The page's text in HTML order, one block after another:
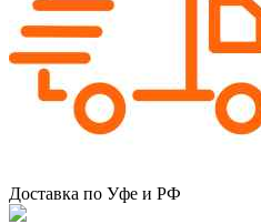
Доставка по Уфе и РФ